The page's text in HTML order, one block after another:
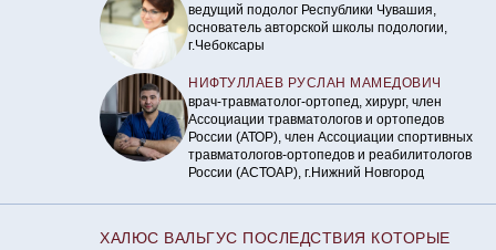
ведущий подолог Республики Чувашия,
основатель авторской школы подологии,
г.Чебоксары
НИФТУЛЛАЕВ РУСЛАН МАМЕДОВИЧ
врач-травматолог-ортопед, хирург, член
Ассоциации травматологов и ортопедов
России (АТОР), член Ассоциации спортивных
травматологов-ортопедов и реабилитологов
России (АСТОАР), г.Нижний Новгород
ХАЛЮС ВАЛЬГУС ПОСЛЕДСТВИЯ КОТОРЫЕ